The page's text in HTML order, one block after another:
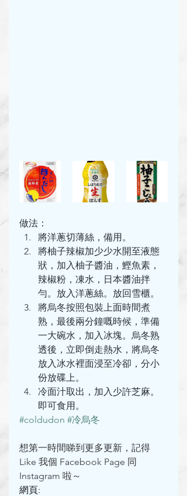
做法：
將洋蔥切薄絲，備用。
將柚子辣椒加少少水開至液態
狀，加入柚子醬油，鰹魚素，
辣椒粉，凍水，日本醬油拌
勻。放入洋蔥絲。放回雪櫃。
將烏冬按照包裝上面時間煮
熟，最後兩分鐘嘅時候，準備
一大碗水，加入冰塊。烏冬熟
透後，立即倒走熱水，將烏冬
放入冰水裡面浸至冷卻，分小
份放碟上。
冷面汁取出，加入少許芝麻。
即可食用。
#coldudon #冷烏冬
想第一時間睇到更多更新，記得
Like 我個 Facebook Page 同
Instagram 啦～
網頁: